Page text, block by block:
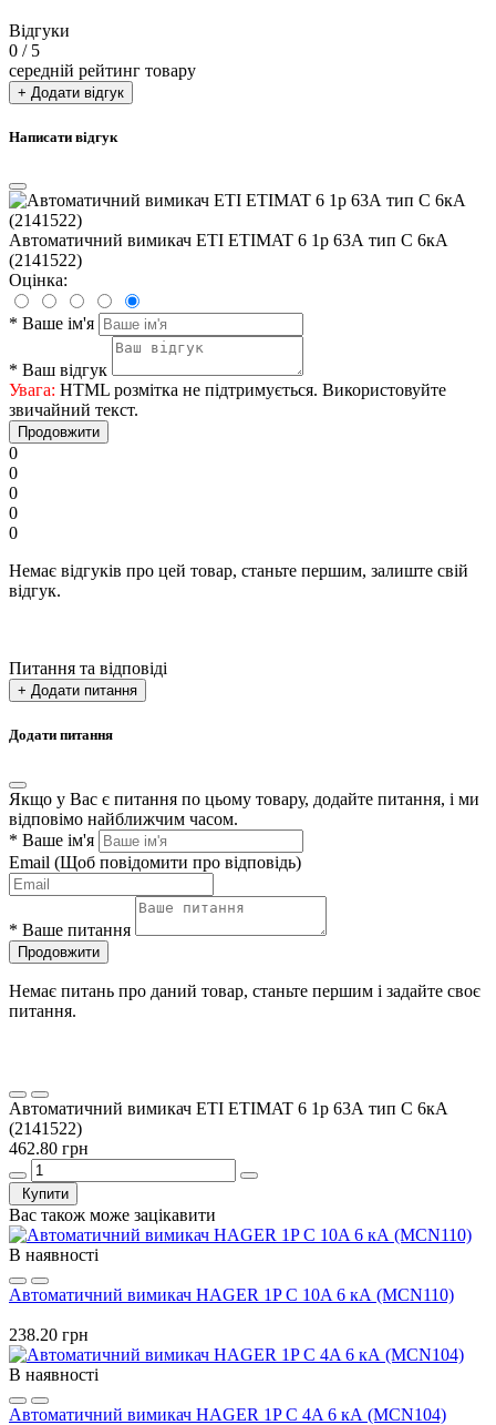
Відгуки
0 / 5
середній рейтинг товару
+ Додати відгук
Написати відгук
Автоматичний вимикач ETI ETIMAT 6 1p 63А тип C 6кА
(2141522)
Оцінка:
* Ваше ім'я
* Ваш відгук
Увага: HTML розмітка не підтримується. Використовуйте
звичайний текст.
Продовжити
0
0
0
0
0
Немає відгуків про цей товар, станьте першим, залиште свій
відгук.
Питання та відповіді
+ Додати питання
Додати питання
Якщо у Вас є питання по цьому товару, додайте питання, і ми
відповімо найближчим часом.
* Ваше ім'я
Email (Щоб повідомити про відповідь)
* Ваше питання
Продовжити
Немає питань про даний товар, станьте першим і задайте своє
питання.
Автоматичний вимикач ETI ETIMAT 6 1p 63А тип C 6кА
(2141522)
462.80 грн
Купити
Вас також може зацікавити
В наявності
Автоматичний вимикач HAGER 1P C 10A 6 кА (MCN110)
238.20 грн
В наявності
Автоматичний вимикач HAGER 1P C 4A 6 кА (MCN104)